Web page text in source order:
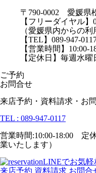
〒790-0002 愛媛県
【フリーダイヤル】
（愛媛県内からの利
【TEL】089-947-
【営業時間】10:00-
【定休日】毎週水曜
ご予約
お問合せ
来店予約・資料請求・お
TEL : 089-947-0117
営業時間:10:00-18:00 定
業いたします）
LINEでお気軽
来店予約 資料請求 お問合